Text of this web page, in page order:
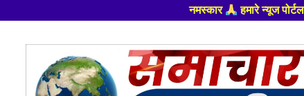
हमारे न्यूज पोर्टल - मे आपका स्वागत हैं
content